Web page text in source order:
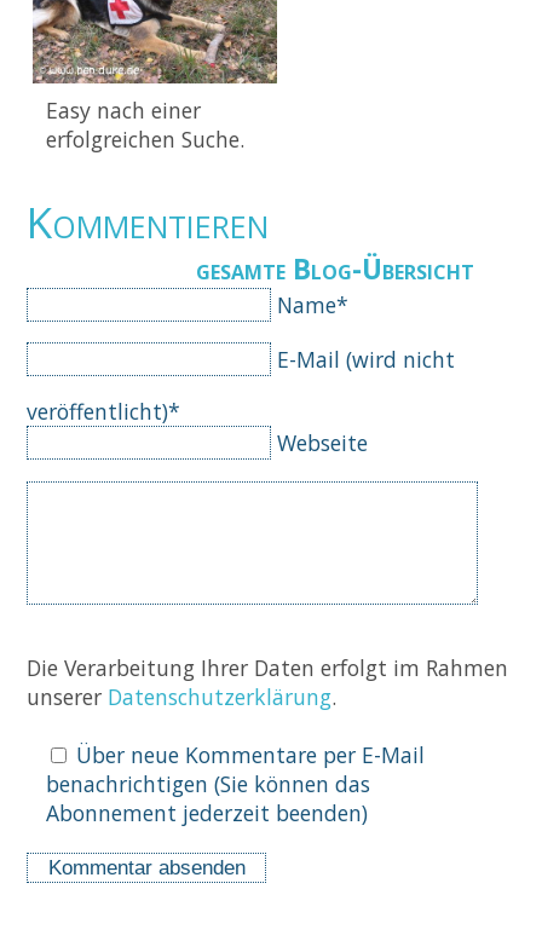
Easy nach einer
erfolgreichen Suche.
Kommentieren
gesamte Blog-Übersicht
Pflichtfeld
Name*
Pflichtfeld
E-Mail (wird nicht
veröffentlicht)*
Webseite
Die Verarbeitung Ihrer Daten erfolgt im Rahmen
unserer Datenschutzerklärung.
Über neue Kommentare per E-Mail
benachrichtigen (Sie können das
Abonnement jederzeit beenden)